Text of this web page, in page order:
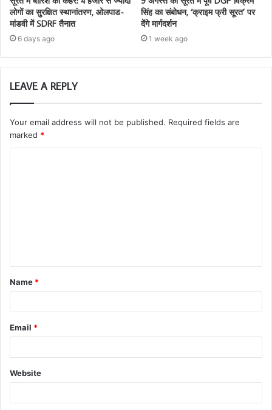
लोगों का सुरक्षित स्थानांतरण, ओलपाड-
मांडवी में SDRF तैनात
6 days ago
सिंह का संबोधन, ‘क्राइम फ्री सूरत’ पर
देंगे मार्गदर्शन
1 week ago
LEAVE A REPLY
Your email address will not be published. Required fields are
marked *
Name *
Email *
Website